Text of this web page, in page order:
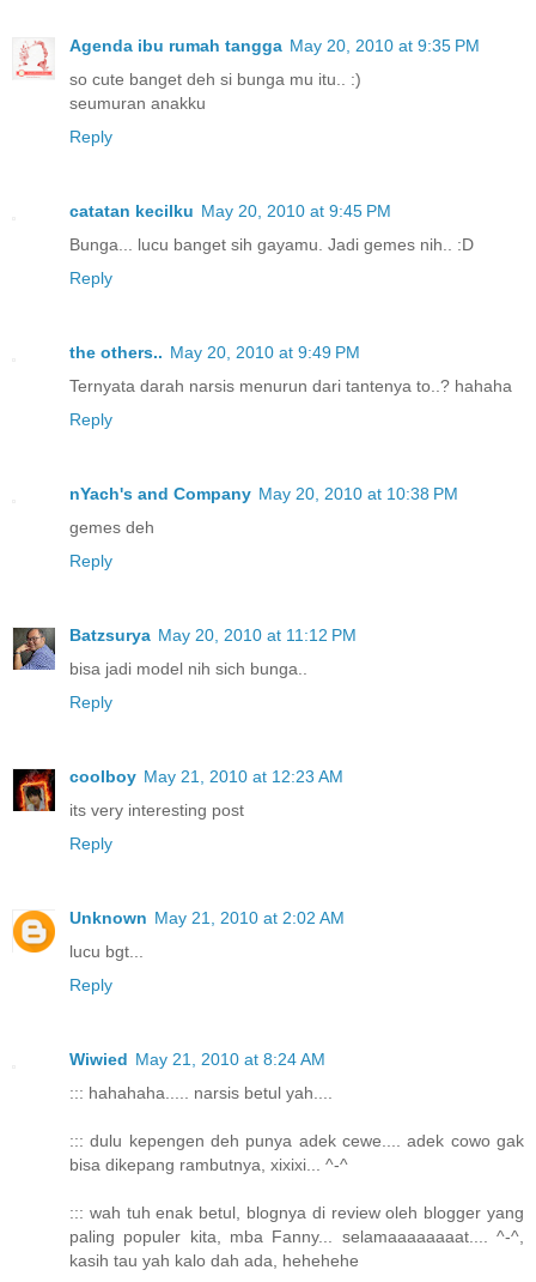
Agenda ibu rumah tangga May 20, 2010 at 9:35 PM
so cute banget deh si bunga mu itu.. :)
seumuran anakku
Reply
catatan kecilku May 20, 2010 at 9:45 PM
Bunga... lucu banget sih gayamu. Jadi gemes nih.. :D
Reply
the others.. May 20, 2010 at 9:49 PM
Ternyata darah narsis menurun dari tantenya to..? hahaha
Reply
nYach's and Company May 20, 2010 at 10:38 PM
gemes deh
Reply
Batzsurya May 20, 2010 at 11:12 PM
bisa jadi model nih sich bunga..
Reply
coolboy May 21, 2010 at 12:23 AM
its very interesting post
Reply
Unknown May 21, 2010 at 2:02 AM
lucu bgt...
Reply
Wiwied May 21, 2010 at 8:24 AM
::: hahahaha..... narsis betul yah....
::: dulu kepengen deh punya adek cewe.... adek cowo gak
bisa dikepang rambutnya, xixixi... ^-^
::: wah tuh enak betul, blognya di review oleh blogger yang
paling populer kita, mba Fanny... selamaaaaaaaat.... ^-^,
kasih tau yah kalo dah ada, hehehehe